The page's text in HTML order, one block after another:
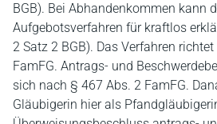
BGB). Bei Abhandenkommen kann
Aufgebotsverfahren für kraftlos
2 Satz 2 BGB). Das Verfahren
FamFG. Antrags- und
sich nach § 467 Abs. 2 FamFG.
Gläubigerin hier als